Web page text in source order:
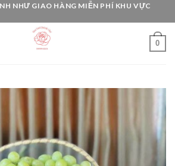
NHƯ GIAO HÀNG MIỄN PHÍ KHU VỰC
0